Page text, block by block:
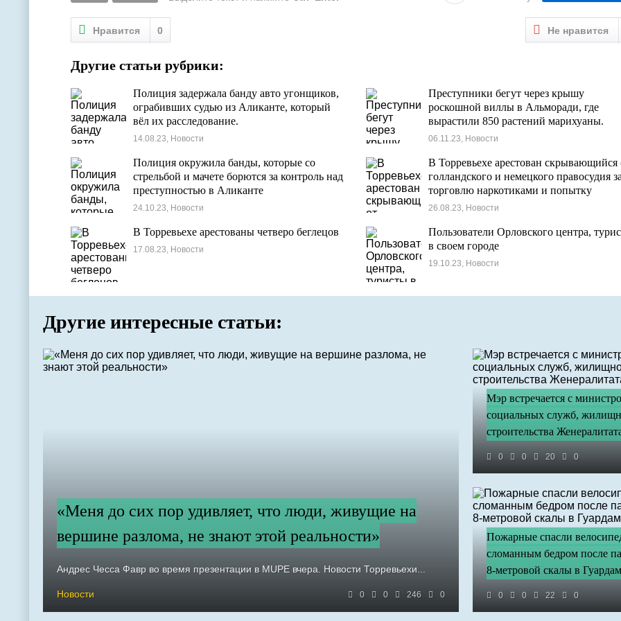
Нравится 0 Не нравится
Другие статьи рубрики:
Полиция задержала банду авто угонщиков,
ограбивших судью из Аликанте, который
вёл их расследование.
14.08.23, Новости
Преступники бегут через крышу
роскошной виллы в Альморади, где
вырастили 850 растений марихуаны.
06.11.23, Новости
Полиция окружила банды, которые со
стрельбой и мачете борются за контроль над
преступностью в Аликанте
24.10.23, Новости
В Торревьехе арестован скрывающийся
голландского и немецкого правосудия за
торговлю наркотиками и попытку
похищения.
26.08.23, Новости
В Торревьехе арестованы четверо беглецов
17.08.23, Новости
Пользователи Орловского центра,
в своем городе
19.10.23, Новости
Другие интересные статьи:
«Меня до сих пор удивляет, что люди, живущие на
вершине разлома, не знают этой реальности»
Андрес Чесса Фавр во время презентации в MUPE вчера. Новости Торревьехи...
Новости 0 0 246 0
Мэр встречается с
социальных служб,
строительства
0 0 20 0
Пожарные спасли
сломанным бедром после
8-метровой скалы в
0 0 22 0